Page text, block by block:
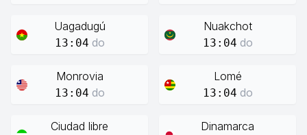
Uagadugú
13:04 do
Nuakchot
13:04 do
Monrovia
13:04 do
Lomé
13:04 do
Ciudad libre Dinamarca